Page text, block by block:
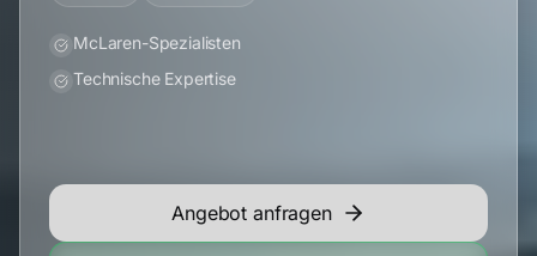
McLaren-Spezialisten
Technische Expertise
Angebot anfragen